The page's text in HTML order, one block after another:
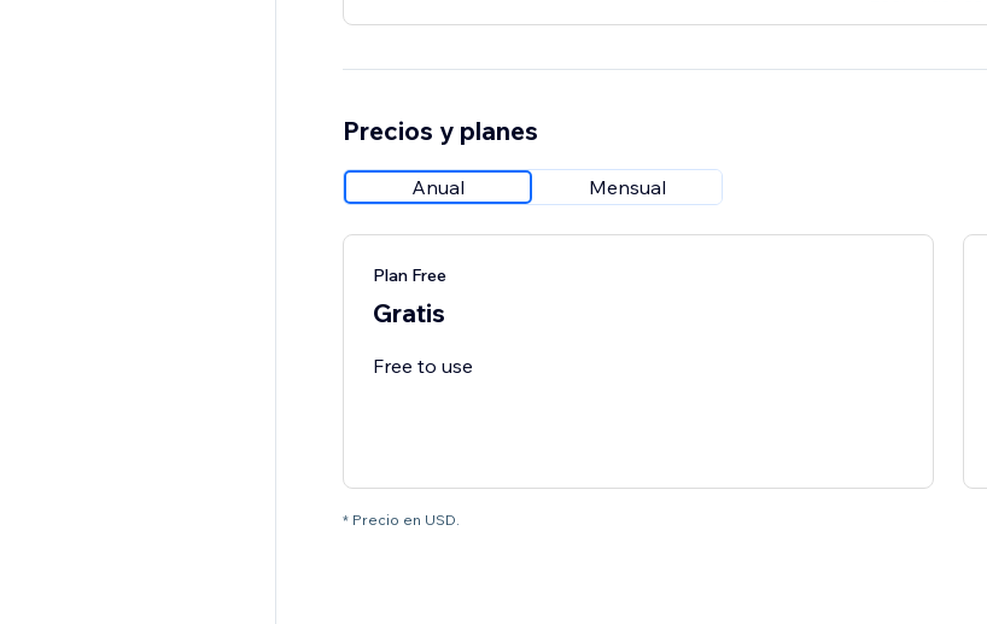
Precios y planes
Anual Mensual
Plan Free
Gratis
Free to use
* Precio en USD.